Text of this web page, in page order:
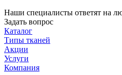
Наши специалисты ответят на
Задать вопрос
Каталог
Типы тканей
Акции
Услуги
Компания